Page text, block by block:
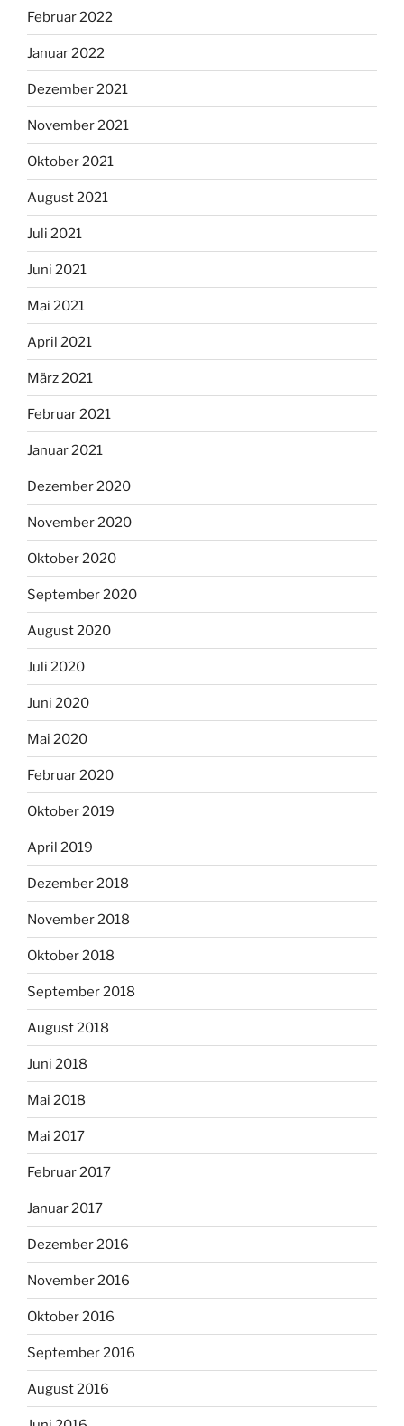
Februar 2022
Januar 2022
Dezember 2021
November 2021
Oktober 2021
August 2021
Juli 2021
Juni 2021
Mai 2021
April 2021
März 2021
Februar 2021
Januar 2021
Dezember 2020
November 2020
Oktober 2020
September 2020
August 2020
Juli 2020
Juni 2020
Mai 2020
Februar 2020
Oktober 2019
April 2019
Dezember 2018
November 2018
Oktober 2018
September 2018
August 2018
Juni 2018
Mai 2018
Mai 2017
Februar 2017
Januar 2017
Dezember 2016
November 2016
Oktober 2016
September 2016
August 2016